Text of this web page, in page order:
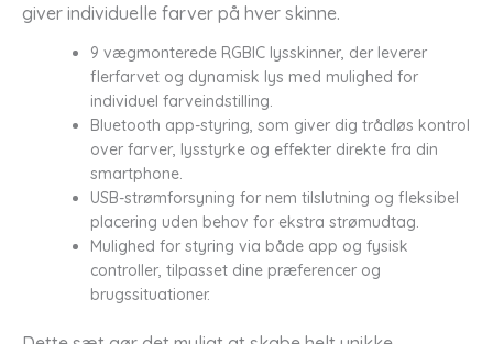
giver individuelle farver på hver skinne.
9 vægmonterede RGBIC lysskinner, der leverer
flerfarvet og dynamisk lys med mulighed for
individuel farveindstilling.
Bluetooth app-styring, som giver dig trådløs kontrol
over farver, lysstyrke og effekter direkte fra din
smartphone.
USB-strømforsyning for nem tilslutning og fleksibel
placering uden behov for ekstra strømudtag.
Mulighed for styring via både app og fysisk
controller, tilpasset dine præferencer og
brugssituationer.